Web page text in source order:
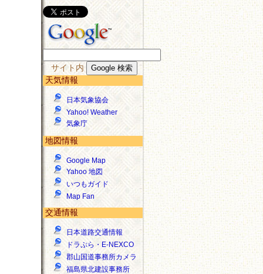
サイト内
天気情報
日本気象協会
Yahoo! Weather
気象庁
地図情報
Google Map
Yahoo 地図
いつもガイド
Map Fan
交通情報
日本道路交通情報
ドラぷら・E-NEXCO
郡山国道事務所カメラ
福島県北建設事務所